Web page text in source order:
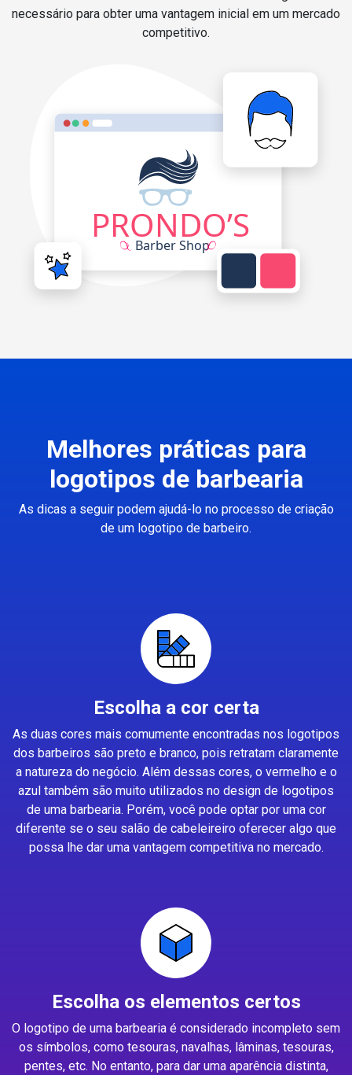
necessário para obter uma vantagem inicial em um mercado
competitivo.
Melhores práticas para
logotipos de barbearia
As dicas a seguir podem ajudá-lo no processo de criação
de um logotipo de barbeiro.
Escolha a cor certa
As duas cores mais comumente encontradas nos logotipos
dos barbeiros são preto e branco, pois retratam claramente
a natureza do negócio. Além dessas cores, o vermelho e o
azul também são muito utilizados no design de logotipos
de uma barbearia. Porém, você pode optar por uma cor
diferente se o seu salão de cabeleireiro oferecer algo que
possa lhe dar uma vantagem competitiva no mercado.
Escolha os elementos certos
O logotipo de uma barbearia é considerado incompleto sem
os símbolos, como tesouras, navalhas, lâminas, tesouras,
pentes, etc. No entanto, para dar uma aparência distinta,